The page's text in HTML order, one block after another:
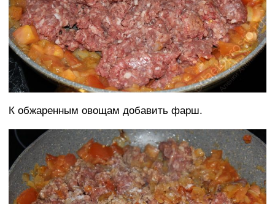
К обжаренным овощам добавить фарш.